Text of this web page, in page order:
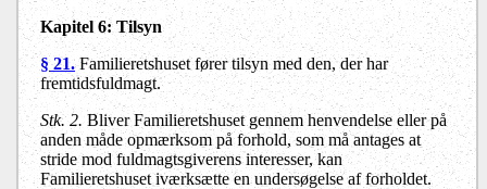
Kapitel 6:Tilsyn
§ 21.Familieretshuset fører tilsyn med den, der har
fremtidsfuldmagt.
Stk. 2. Bliver Familieretshuset gennem henvendelse eller på
anden måde opmærksom på forhold, som må antages at
stride mod fuldmagtsgiverens interesser, kan
Familieretshuset iværksætte en undersøgelse af forholdet.